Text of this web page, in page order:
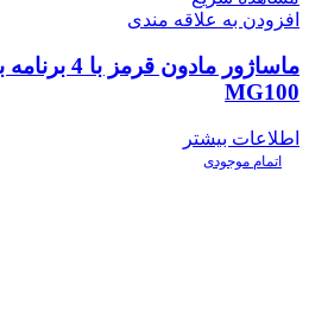
افزودن به علاقه مندی
MG100
اطلاعات بیشتر
اتمام موجودی